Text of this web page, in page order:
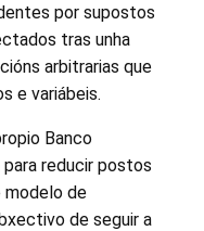
por supostos
tras unha
arbitrarias que
e variábeis.
Banco
reducir postos
modelo de
de seguir a